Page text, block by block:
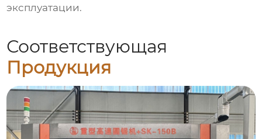
эксплуатации.
Соответствующая
Продукция